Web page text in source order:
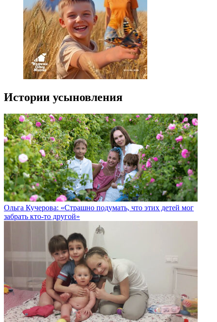
Истории усыновления
Ольга Кучерова: «Страшно подумать, что этих детей мог
забрать кто-то другой»